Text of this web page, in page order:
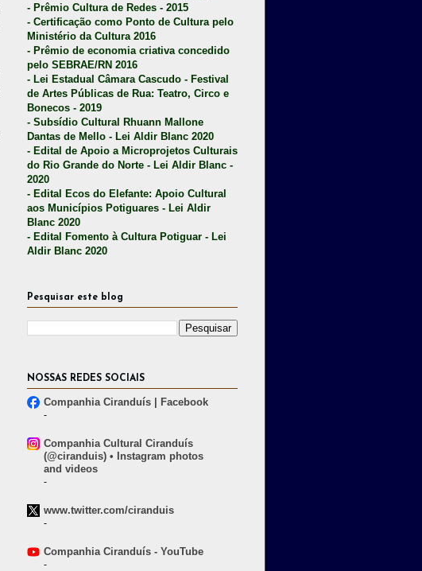
- Prêmio Cultura de Redes - 2015
- Certificação como Ponto de Cultura pelo
Ministério da Cultura 2016
- Prêmio de economia criativa concedido
pelo SEBRAE/RN 2016
- Lei Estadual Câmara Cascudo - Festival
de Artes Públicas de Rua: Teatro, Circo e
Bonecos - 2019
- Subsídio Cultural Rhuann Mallone
Dantas de Mello - Lei Aldir Blanc 2020
- Edital de Apoio a Microprojetos Culturais
do Rio Grande do Norte - Lei Aldir Blanc -
2020
- Edital Ecos do Elefante: Apoio Cultural
aos Municípios Potiguares - Lei Aldir
Blanc 2020
- Edital Fomento à Cultura Potiguar - Lei
Aldir Blanc 2020
Pesquisar este blog
NOSSAS REDES SOCIAIS
Companhia Ciranduís | Facebook
-
Companhia Cultural Ciranduís
(@ciranduis) • Instagram photos
and videos
-
www.twitter.com/ciranduis
-
Companhia Ciranduís - YouTube
-